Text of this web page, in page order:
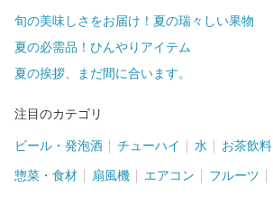
旬の美味しさをお届け！夏の瑞々しい果物
夏の必需品！ひんやりアイテム
夏の挨拶、まだ間に合います。
注目のカテゴリ
ビール・発泡酒 チューハイ 水 お茶飲料
惣菜・食材 扇風機 エアコン フルーツ